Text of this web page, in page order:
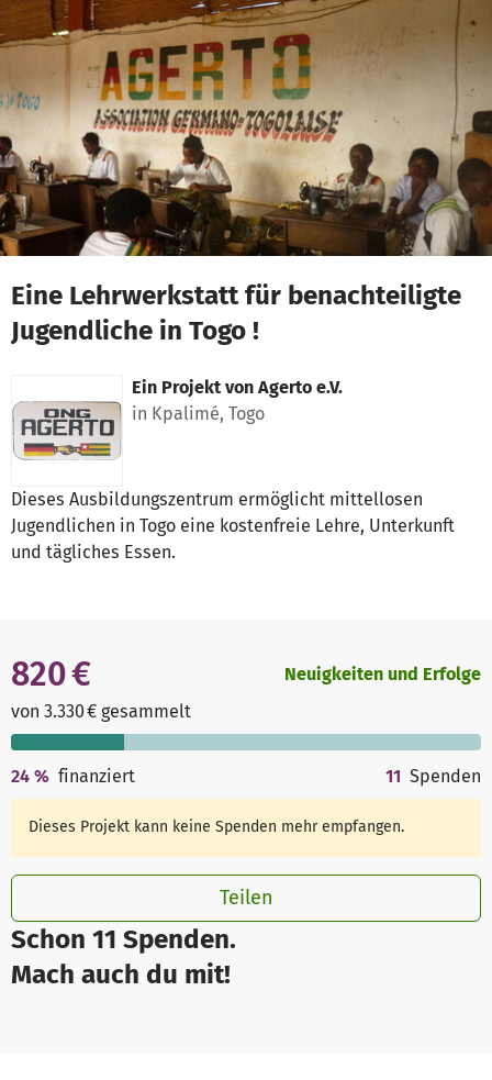
Zum Hauptinhalt springen
Erklärung zur Barrierefreiheit anzeigen
Eine Lehrwerkstatt für benachteiligte
Jugendliche in Togo !
Ein Projekt von Agerto e.V.
in Kpalimé, Togo
Dieses Ausbildungszentrum ermöglicht mittellosen
Jugendlichen in Togo eine kostenfreie Lehre, Unterkunft
und tägliches Essen.
Schon 11 Spenden.
Mach auch du mit!
820 €
von 3.330 € gesammelt
Neuigkeiten und Erfolge
24 % finanziert 11 Spenden
Dieses Projekt kann keine Spenden mehr empfangen.
Teilen